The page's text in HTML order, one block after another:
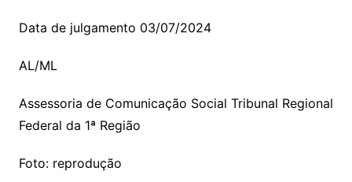
Data de julgamento 03/07/2024
AL/ML
Assessoria de Comunicação Social Tribunal Regional
Federal da 1ª Região
Foto: reprodução